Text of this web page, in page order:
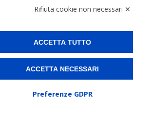
Cookies
e spedire i tuoi pacchi.
Rifiuta cookie non necessari ✕
ACCETTA TUTTO
ACCETTA NECESSARI
Preferenze GDPR